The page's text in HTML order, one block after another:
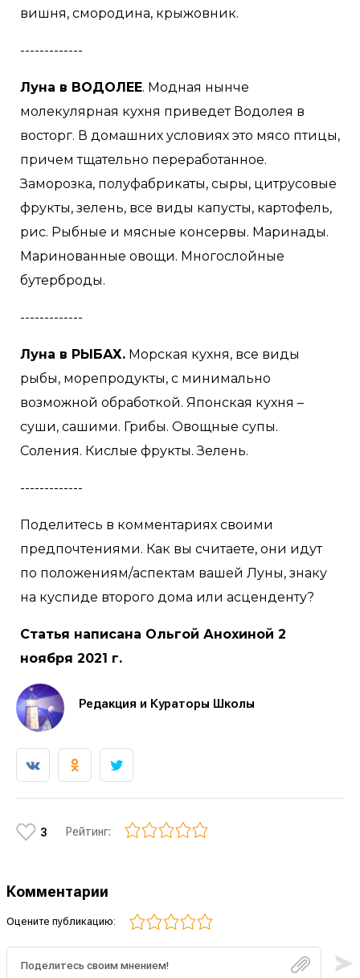
вишня, смородина, крыжовник.
-------------
Луна в ВОДОЛЕЕ. Модная нынче
молекулярная кухня приведет Водолея в
восторг. В домашних условиях это мясо птицы,
причем тщательно переработанное.
Заморозка, полуфабрикаты, сыры, цитрусовые
фрукты, зелень, все виды капусты, картофель,
рис. Рыбные и мясные консервы. Маринады.
Маринованные овощи. Многослойные
бутерброды.
-------------
Луна в РЫБАХ. Морская кухня, все виды
рыбы, морепродукты, с минимально
возможной обработкой. Японская кухня –
суши, сашими. Грибы. Овощные супы.
Соления. Кислые фрукты. Зелень.
-------------
Поделитесь в комментариях своими
предпочтениями. Как вы считаете, они идут
по положениям/аспектам вашей Луны, знаку
на куспиде второго дома или асценденту?
Статья написана Ольгой Анохиной 2
ноября 2021 г.
Редакция и Кураторы Школы
3 Рейтинг:
Комментарии
Оцените публикацию: